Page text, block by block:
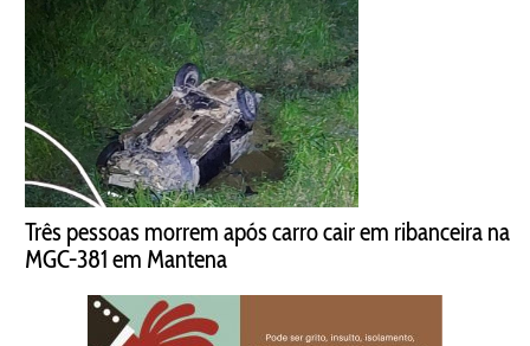
Três pessoas morrem após carro cair em ribanceira na
MGC-381 em Mantena